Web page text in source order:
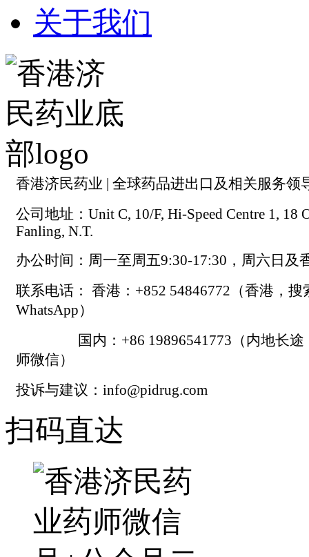
关于我们
香港济民药业 | 全球药品进出口及相关服务领
公司地址：Unit C, 10/F, Hi-Speed Centre 1, 18
Fanling, N.T.
办公时间：周一至周五9:30-17:30，周六日及
联系电话： 香港：+852 54846772（香港，搜
WhatsApp）
国内：+86 19896541773（内地长途
师微信）
投诉与建议：info@pidrug.com
扫码直达